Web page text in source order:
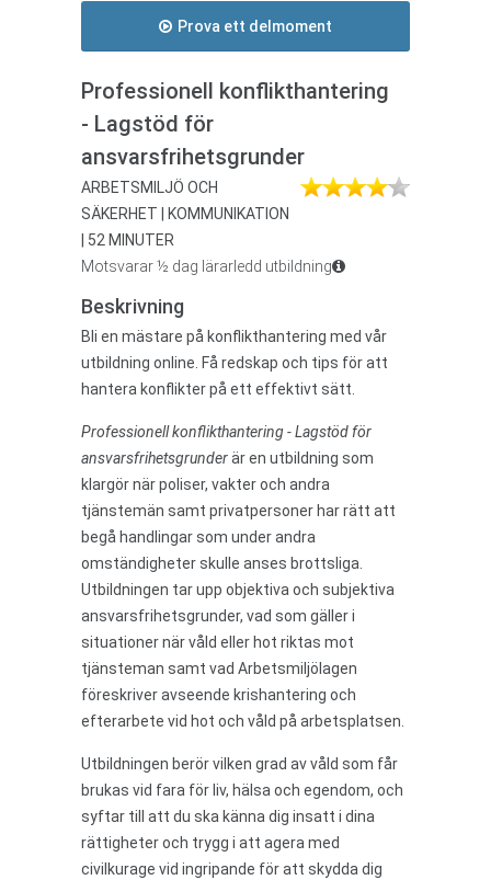
Prova ett delmoment
Professionell konflikthantering
- Lagstöd för
ansvarsfrihetsgrunder
ARBETSMILJÖ OCH
SÄKERHET | KOMMUNIKATION
| 52 MINUTER
Motsvarar ½ dag lärarledd utbildning
Beskrivning
Bli en mästare på konflikthantering med vår
utbildning online. Få redskap och tips för att
hantera konflikter på ett effektivt sätt.
Professionell konflikthantering - Lagstöd för
ansvarsfrihetsgrunderär en utbildning som
klargör när poliser, vakter och andra
tjänstemän samt privatpersoner har rätt att
begå handlingar som under andra
omständigheter skulle anses brottsliga.
Utbildningen tar upp objektiva och subjektiva
ansvarsfrihetsgrunder, vad som gäller i
situationer när våld eller hot riktas mot
tjänsteman samt vad Arbetsmiljölagen
föreskriver avseende krishantering och
efterarbete vid hot och våld på arbetsplatsen.
Utbildningen berör vilken grad av våld som får
brukas vid fara för liv, hälsa och egendom, och
syftar till att du ska känna dig insatt i dina
rättigheter och trygg i att agera med
civilkurage vid ingripande för att skydda dig